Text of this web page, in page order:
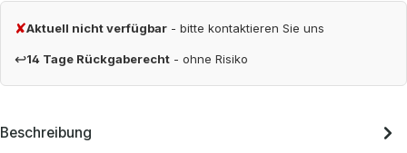
✘Aktuell nicht verfügbar - bitte kontaktieren Sie uns
↩14 Tage Rückgaberecht - ohne Risiko
Beschreibung